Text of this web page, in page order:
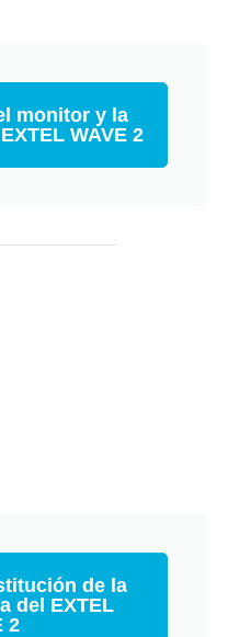
monitor y la
WAVE 2
de la
del EXTEL
2